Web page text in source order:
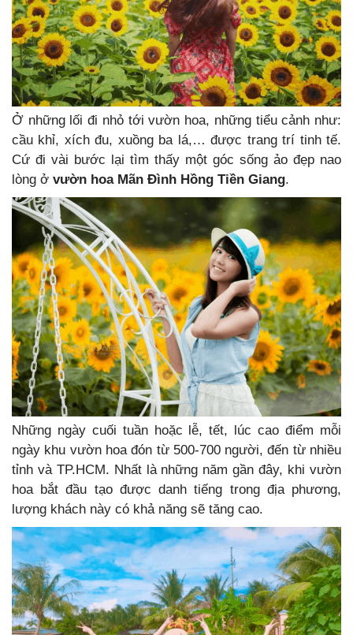
Ở những lối đi nhỏ tới vườn hoa, những tiểu cảnh như:
cầu khỉ, xích đu, xuồng ba lá,… được trang trí tinh tế.
Cứ đi vài bước lại tìm thấy một góc sống ảo đẹp nao
lòng ở vườn hoa Mãn Đình Hồng Tiền Giang.
Những ngày cuối tuần hoặc lễ, tết, lúc cao điểm mỗi
ngày khu vườn hoa đón từ 500-700 người, đến từ nhiều
tỉnh và TP.HCM. Nhất là những năm gần đây, khi vườn
hoa bắt đầu tạo được danh tiếng trong địa phương,
lượng khách này có khả năng sẽ tăng cao.